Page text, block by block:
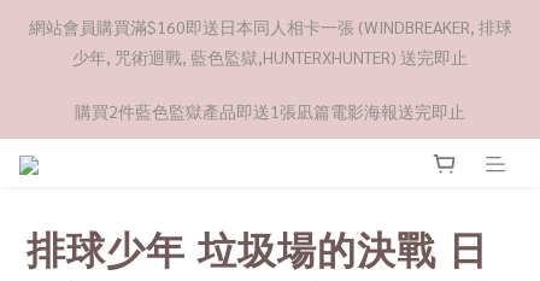
網站會員購買滿$160即送日本同人相卡一張 (WINDBREAKER, 排球
少年, 咒術迴戰, 藍色監獄,HUNTERXHUNTER) 送完即止
購買2件藍色監獄產品即送1張凪篇電影海報送完即止
排球少年 垃圾場的決戰 日